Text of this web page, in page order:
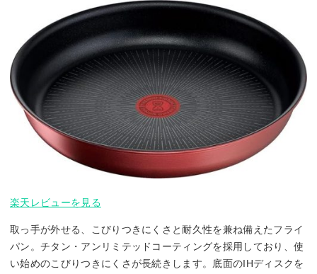
楽天レビューを見る
取っ手が外せる、こびりつきにくさと耐久性を兼ね備えたフライ
パン。チタン・アンリミテッドコーティングを採用しており、使
い始めのこびりつきにくさが長続きします。底面のIHディスクを